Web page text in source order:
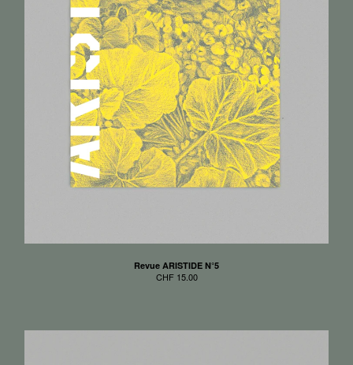
Revue ARISTIDE N°5
CHF15.00